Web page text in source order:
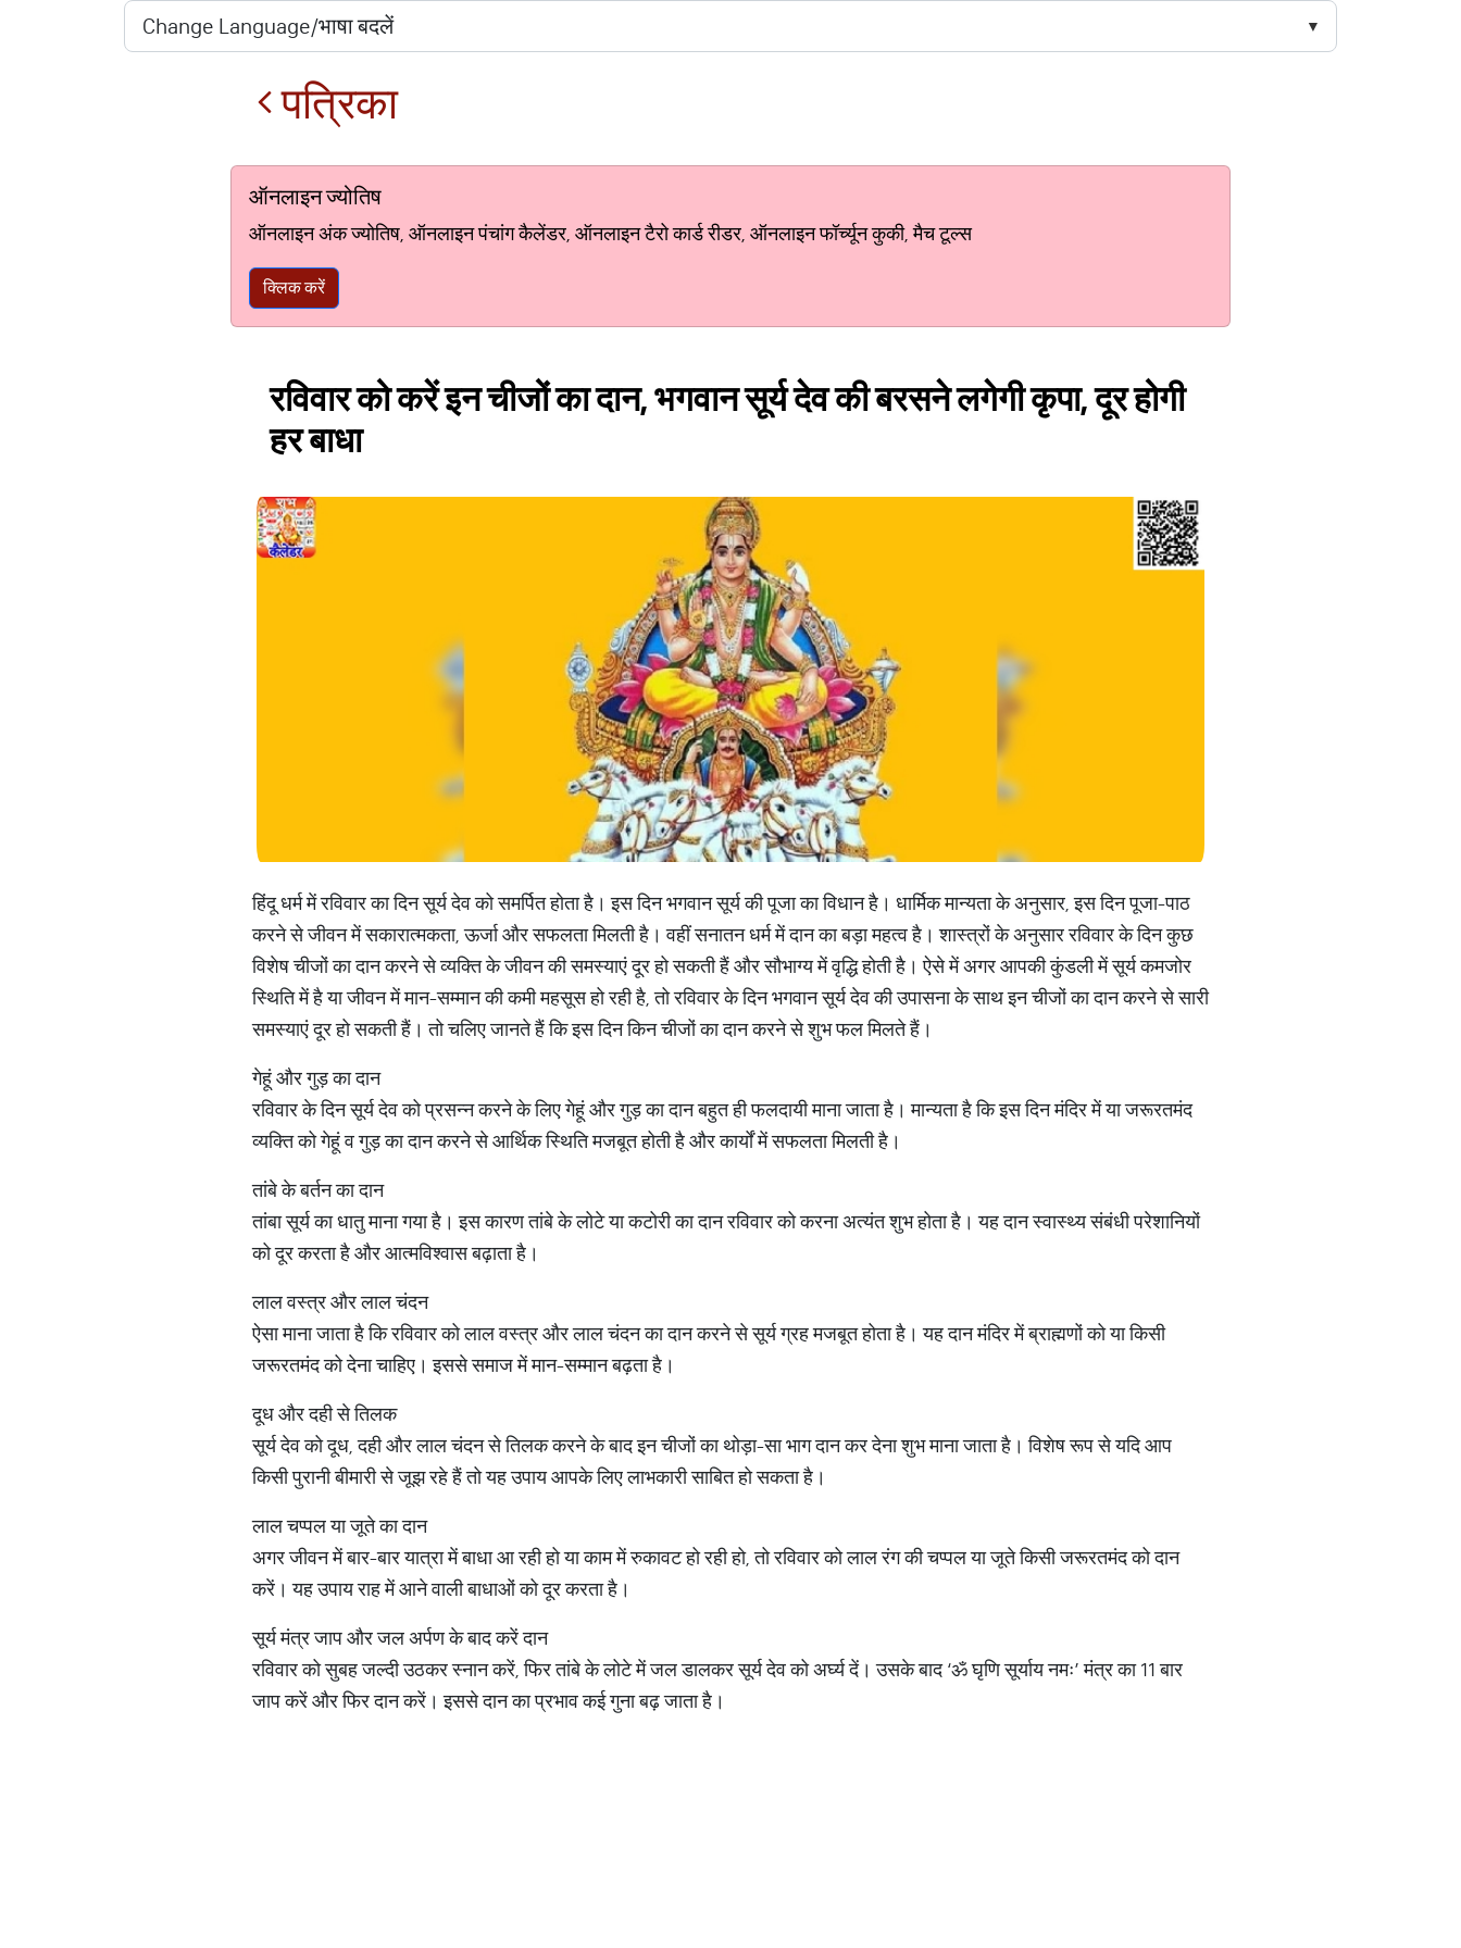
पत्रिका
ऑनलाइन ज्योतिष
ऑनलाइन अंक ज्योतिष, ऑनलाइन पंचांग कैलेंडर, ऑनलाइन टैरो कार्ड रीडर, ऑनलाइन फॉर्च्यून कुकी, मैच टूल्स
क्लिक करें
रविवार को करें इन चीजों का दान, भगवान सूर्य देव की बरसने लगेगी कृपा, दूर होगी
हर बाधा
हिंदू धर्म में रविवार का दिन सूर्य देव को समर्पित होता है। इस दिन भगवान सूर्य की पूजा का विधान है। धार्मिक मान्यता के अनुसार, इस दिन पूजा-पाठ
करने से जीवन में सकारात्मकता, ऊर्जा और सफलता मिलती है। वहीं सनातन धर्म में दान का बड़ा महत्‍व है। शास्त्रों के अनुसार रविवार के दिन कुछ
विशेष चीजों का दान करने से व्यक्ति के जीवन की समस्याएं दूर हो सकती हैं और सौभाग्य में वृद्धि होती है। ऐसे में अगर आपकी कुंडली में सूर्य कमजोर
स्थिति में है या जीवन में मान-सम्मान की कमी महसूस हो रही है, तो रविवार के दिन भगवान सूर्य देव की उपासना के साथ इन चीजों का दान करने से सारी
समस्याएं दूर हो सकती हैं। तो चलिए जानते हैं कि इस दिन किन चीजों का दान करने से शुभ फल मिलते हैं।
गेहूं और गुड़ का दान
रविवार के दिन सूर्य देव को प्रसन्न करने के लिए गेहूं और गुड़ का दान बहुत ही फलदायी माना जाता है। मान्यता है कि इस दिन मंदिर में या जरूरतमंद
व्यक्ति को गेहूं व गुड़ का दान करने से आर्थिक स्थिति मजबूत होती है और कार्यों में सफलता मिलती है।
तांबे के बर्तन का दान
तांबा सूर्य का धातु माना गया है। इस कारण तांबे के लोटे या कटोरी का दान रविवार को करना अत्यंत शुभ होता है। यह दान स्वास्थ्य संबंधी परेशानियों
को दूर करता है और आत्मविश्वास बढ़ाता है।
लाल वस्त्र और लाल चंदन
ऐसा माना जाता है कि रविवार को लाल वस्त्र और लाल चंदन का दान करने से सूर्य ग्रह मजबूत होता है। यह दान मंदिर में ब्राह्मणों को या किसी
जरूरतमंद को देना चाहिए। इससे समाज में मान-सम्मान बढ़ता है।
दूध और दही से तिलक
सूर्य देव को दूध, दही और लाल चंदन से तिलक करने के बाद इन चीजों का थोड़ा-सा भाग दान कर देना शुभ माना जाता है। विशेष रूप से यदि आप
किसी पुरानी बीमारी से जूझ रहे हैं तो यह उपाय आपके लिए लाभकारी साबित हो सकता है।
लाल चप्पल या जूते का दान
अगर जीवन में बार-बार यात्रा में बाधा आ रही हो या काम में रुकावट हो रही हो, तो रविवार को लाल रंग की चप्पल या जूते किसी जरूरतमंद को दान
करें। यह उपाय राह में आने वाली बाधाओं को दूर करता है।
सूर्य मंत्र जाप और जल अर्पण के बाद करें दान
रविवार को सुबह जल्दी उठकर स्नान करें, फिर तांबे के लोटे में जल डालकर सूर्य देव को अर्घ्य दें। उसके बाद ‘ॐ घृणि सूर्याय नमः’ मंत्र का 11 बार
जाप करें और फिर दान करें। इससे दान का प्रभाव कई गुना बढ़ जाता है।